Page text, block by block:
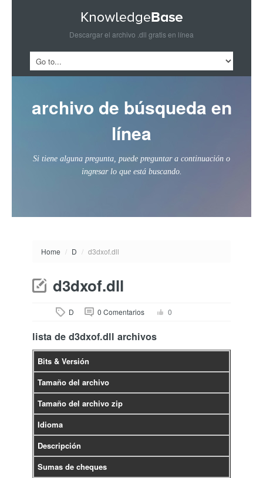
Descargar el archivo .dll gratis en línea
archivo de búsqueda en
línea
Si tiene alguna pregunta, puede preguntar a continuación o
ingresar lo que está buscando.
Home / D / d3dxof.dll
d3dxof.dll
D 0 Comentarios 0
lista de d3dxof.dll archivos
Bits & Versión
Tamaño del archivo
Tamaño del archivo zip
Idioma
Descripción
Sumas de cheques